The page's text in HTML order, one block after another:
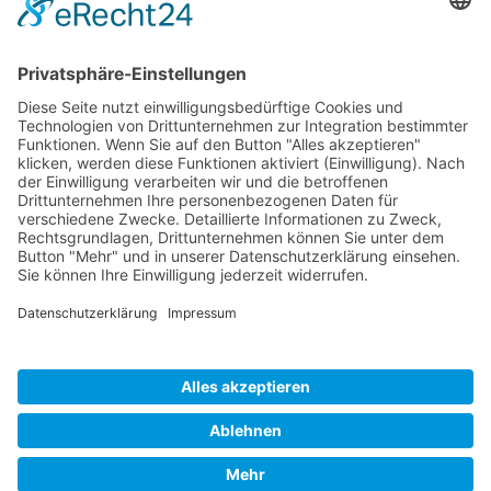
addieren Sie 8 und 6.
Ich habe dieDatenschutzerklärung
gelesen und akzeptiere*
* Pflichtfelder
WERDEN SIEBVK-MITGLIED!
Profitieren Sie von exklusiven Masterclasses,
wertvollem Networking und umfassender